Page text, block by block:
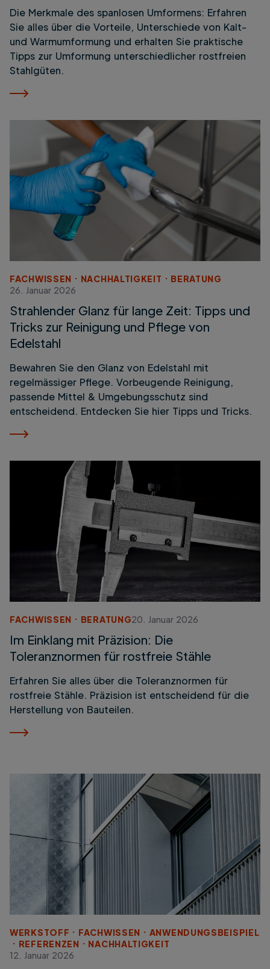
Die Merkmale des spanlosen Umformens: Erfahren
Sie alles über die Vorteile, Unterschiede von Kalt-
und Warmumformung und erhalten Sie praktische
Tipps zur Umformung unterschiedlicher rostfreien
Stahlgüten.
FACHWISSEN NACHHALTIGKEIT
BERATUNG
26. Januar 2026
Strahlender Glanz für lange Zeit: Tipps und
Tricks zur Reinigung und Pflege von
Edelstahl
Bewahren Sie den Glanz von Edelstahl mit
regelmässiger Pflege. Vorbeugende Reinigung,
passende Mittel & Umgebungsschutz sind
entscheidend. Entdecken Sie hier Tipps und Tricks.
FACHWISSEN BERATUNG20. Januar 2026
Im Einklang mit Präzision: Die
Toleranznormen für rostfreie Stähle
Erfahren Sie alles über die Toleranznormen für
rostfreie Stähle. Präzision ist entscheidend für die
Herstellung von Bauteilen.
WERKSTOFF FACHWISSEN
ANWENDUNGSBEISPIEL
REFERENZEN
NACHHALTIGKEIT
12. Januar 2026